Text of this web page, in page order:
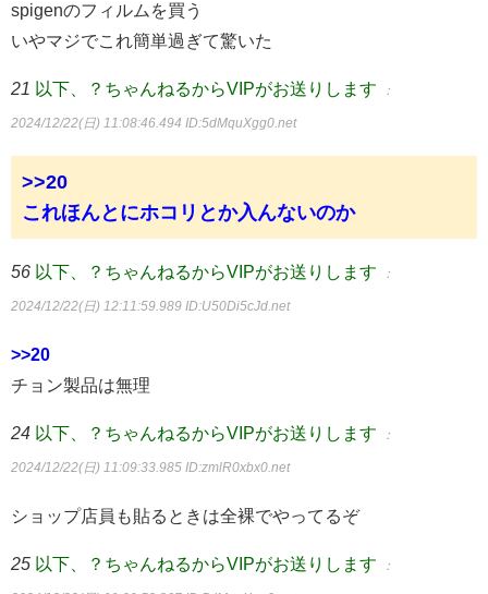
spigenのフィルムを買う
いやマジでこれ簡単過ぎて驚いた
21 以下、？ちゃんねるからVIPがお送りします ：
2024/12/22(日) 11:08:46.494 ID:5dMquXgg0.net
>>20
これほんとにホコリとか入んないのか
56 以下、？ちゃんねるからVIPがお送りします ：
2024/12/22(日) 12:11:59.989 ID:U50Di5cJd.net
>>20
チョン製品は無理
24 以下、？ちゃんねるからVIPがお送りします ：
2024/12/22(日) 11:09:33.985 ID:zmlR0xbx0.net
ショップ店員も貼るときは全裸でやってるぞ
25 以下、？ちゃんねるからVIPがお送りします ：